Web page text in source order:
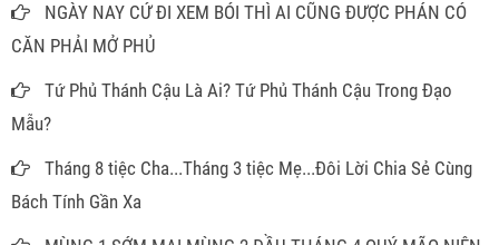
NGÀY NAY CỨ ĐI XEM BÓI THÌ AI CŨNG ĐƯỢC PHÁN CÓ
CĂN PHẢI MỞ PHỦ
Tứ Phủ Thánh Cậu Là Ai? Tứ Phủ Thánh Cậu Trong Đạo
Mẫu?
Tháng 8 tiệc Cha...Tháng 3 tiệc Mẹ...Đôi Lời Chia Sẻ Cùng
Bách Tính Gần Xa